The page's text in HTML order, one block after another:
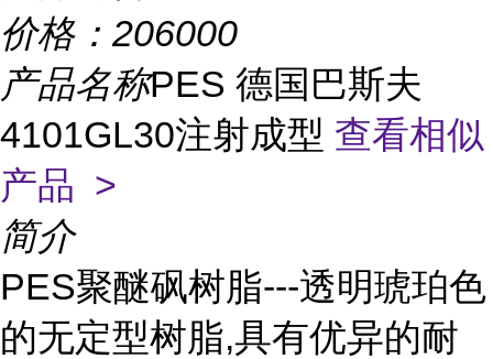
价格： 206000
产品名称PES 德国巴斯夫
4101GL30注射成型 查看相似
产品 >
简介
PES聚醚砜树脂---透明琥珀色
的无定型树脂,具有优异的耐